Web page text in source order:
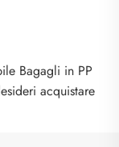
Bagagli in PP
acquistare